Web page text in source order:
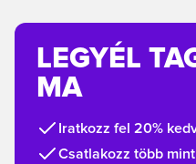
LEGYÉL
MA
Iratkozz fel 20%
Csatlakozz több